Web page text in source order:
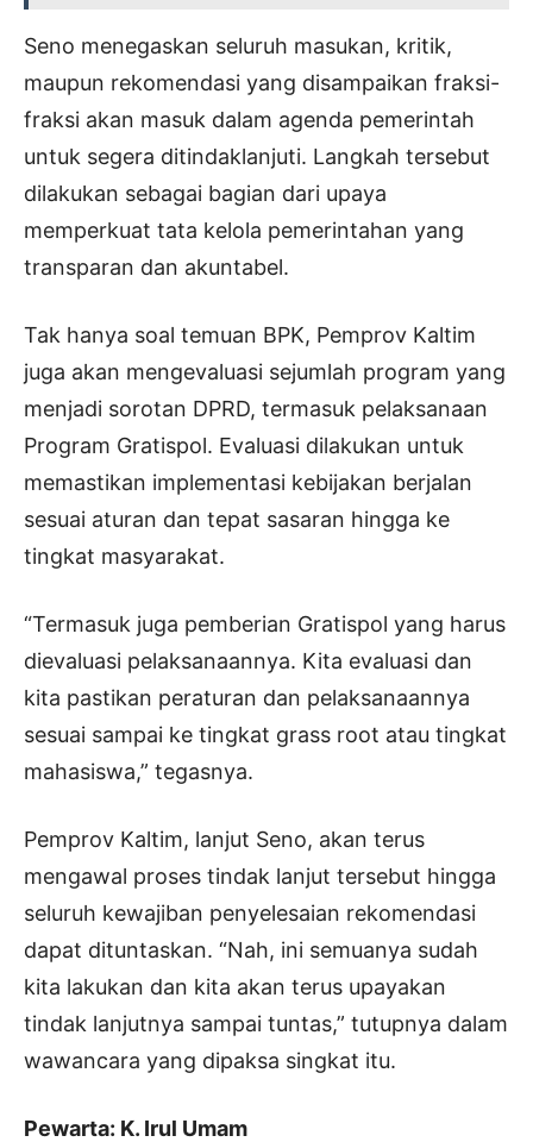
Seno menegaskan seluruh masukan, kritik,
maupun rekomendasi yang disampaikan fraksi-
fraksi akan masuk dalam agenda pemerintah
untuk segera ditindaklanjuti. Langkah tersebut
dilakukan sebagai bagian dari upaya
memperkuat tata kelola pemerintahan yang
transparan dan akuntabel.
Tak hanya soal temuan BPK, Pemprov Kaltim
juga akan mengevaluasi sejumlah program yang
menjadi sorotan DPRD, termasuk pelaksanaan
Program Gratispol. Evaluasi dilakukan untuk
memastikan implementasi kebijakan berjalan
sesuai aturan dan tepat sasaran hingga ke
tingkat masyarakat.
“Termasuk juga pemberian Gratispol yang harus
dievaluasi pelaksanaannya. Kita evaluasi dan
kita pastikan peraturan dan pelaksanaannya
sesuai sampai ke tingkat grass root atau tingkat
mahasiswa,” tegasnya.
Pemprov Kaltim, lanjut Seno, akan terus
mengawal proses tindak lanjut tersebut hingga
seluruh kewajiban penyelesaian rekomendasi
dapat dituntaskan. “Nah, ini semuanya sudah
kita lakukan dan kita akan terus upayakan
tindak lanjutnya sampai tuntas,” tutupnya dalam
wawancara yang dipaksa singkat itu.
Pewarta: K. Irul Umam